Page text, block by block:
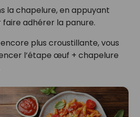
la chapelure, en appuyant
adhérer la panure.
plus croustillante, vous
l’étape œuf + chapelure